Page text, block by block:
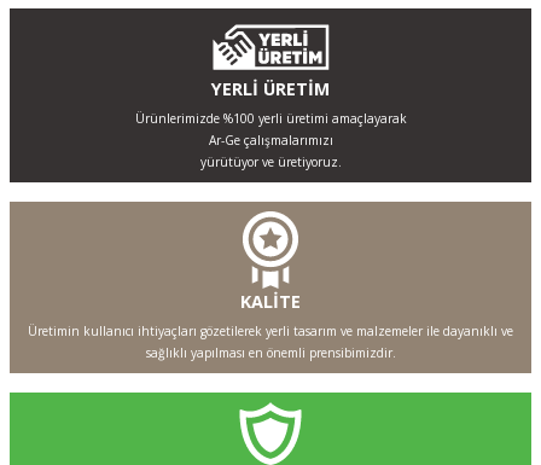
YERLİ ÜRETİM
Ürünlerimizde %100 yerli üretimi amaçlayarak
Ar-Ge çalışmalarımızı
yürütüyor ve üretiyoruz.
KALİTE
Üretimin kullanıcı ihtiyaçları gözetilerek yerli tasarım ve malzemeler ile dayanıklı ve
sağlıklı yapılması en önemli prensibimizdir.